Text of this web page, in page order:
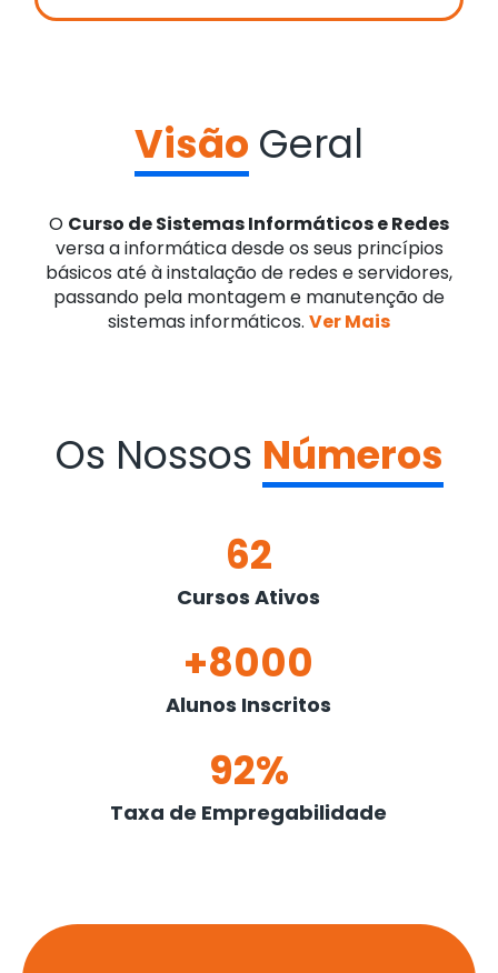
Visão Geral
O Curso de Sistemas Informáticos e Redes
versa a informática desde os seus princípios
básicos até à instalação de redes e servidores,
passando pela montagem e manutenção de
sistemas informáticos. Ver Mais
Os Nossos Números
62
Cursos Ativos
+8000
Alunos Inscritos
92%
Taxa de Empregabilidade